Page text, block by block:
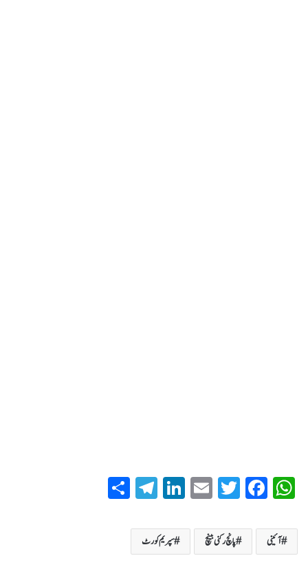
W
ha
ts
A
Fa
ce
bo
ok
T
wi
tte
r
E
m
ail
Li
nk
ed
In
T
el
eg
ra آئینی پانچ رکنی بینچ سپریم کورٹ